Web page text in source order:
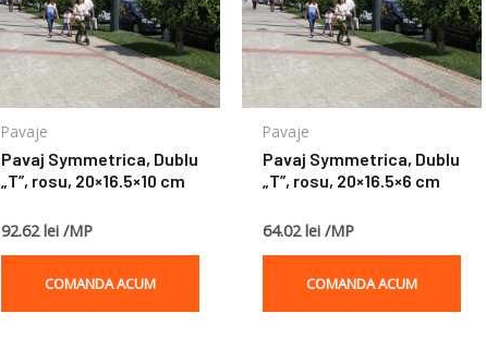
Pavaje
Pavaj Symmetrica, Dublu
„T”, rosu, 20×16.5×10 cm
92.62 lei /MP
COMANDA ACUM
Pavaje
Pavaj Symmetrica, Dublu
„T”, rosu, 20×16.5×6 cm
64.02 lei /MP
COMANDA ACUM